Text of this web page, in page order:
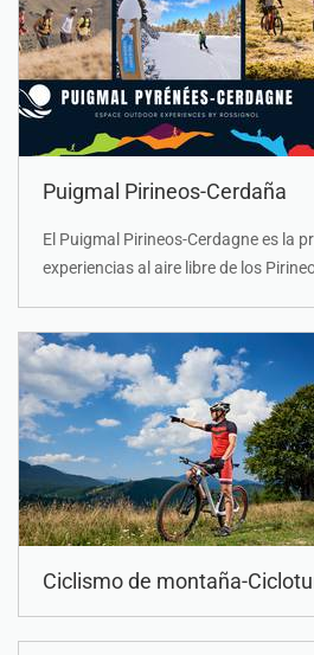
Puigmal Pirineos-Cerdaña
El Puigmal Pirineos-Cerdagne es la
experiencias al aire libre de los
Ciclismo de montaña-